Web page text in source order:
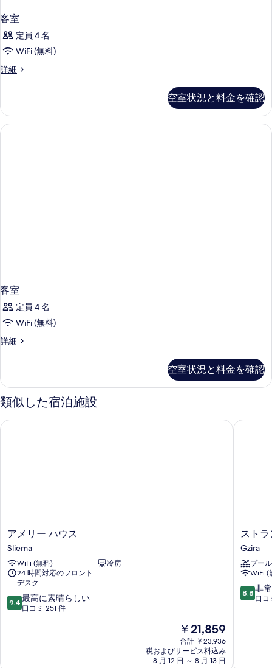
客室
定員 4 名
WiFi (無料)
詳細
客
細
空室状況と料金を確認
客室
定員 4 名
WiFi (無料)
詳細
客
細
空室状況と料金を確認
類似した宿泊施設
ア
メ
リ
ー
ハ
ス
Sliema
アメリー ハウス
Sliema
WiFi (無料)
冷房
24 時間対応のフロント
デスク
10
段
9.4 最高に素晴らしい
口コミ 251 件
現
在
の
料
￥21,859
合計 ￥23,936
税およびサービス料込み
8 月 12 日 ～ 8 月 13 日
アメリー ハウス
ス
ト
ラ
ン
ド
ス
イ
スト
Gzira
プール
WiFi (
10
段
8.8 非
口コ
ストラ